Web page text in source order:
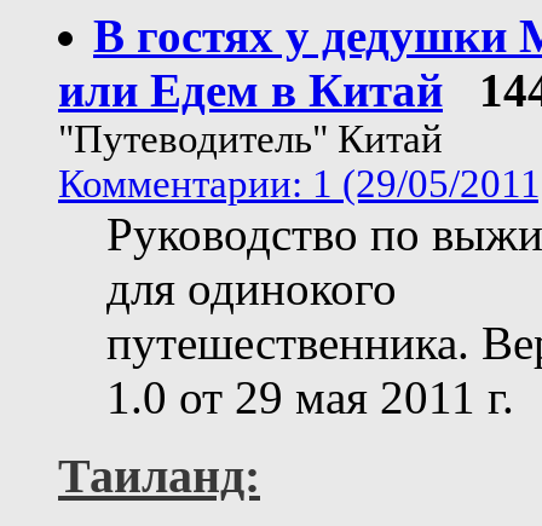
В гостях у дедушки
или Едем в Китай
"Путеводитель" Китай
Комментарии: 1 (29/05/
Руководство по
для одинокого
путешественника.
1.0 от 29 мая 2011 г.
Таиланд: